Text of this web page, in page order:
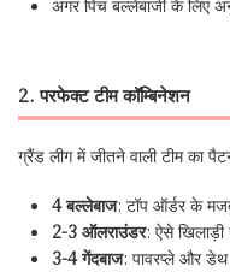
2. परफेक्ट टीम कॉम्बिनेशन
ग्रैंड लीग में जीतने वाली टीम का
4 बल्लेबाज: टॉप ऑर्डर के
2-3 ऑलराउंडर: ऐसे
3-4 गेंदबाज: पावरप्ले और